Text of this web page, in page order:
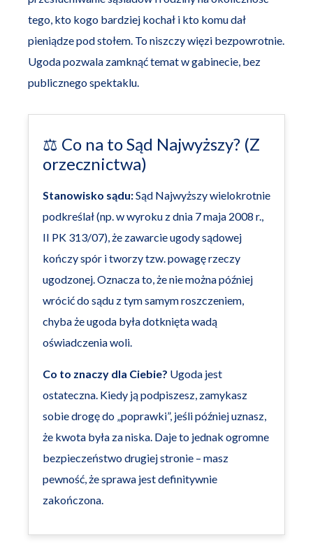
tego, kto kogo bardziej kochał i kto komu dał
pieniądze pod stołem. To niszczy więzi bezpowrotnie.
Ugoda pozwala zamknąć temat w gabinecie, bez
publicznego spektaklu.
⚖️ Co na to Sąd Najwyższy? (Z
orzecznictwa)
Stanowisko sądu:Sąd Najwyższy wielokrotnie
podkreślał (np. w wyroku z dnia 7 maja 2008 r.,
II PK 313/07), że zawarcie ugody sądowej
kończy spór i tworzy tzw. powagę rzeczy
ugodzonej. Oznacza to, że nie można później
wrócić do sądu z tym samym roszczeniem,
chyba że ugoda była dotknięta wadą
oświadczenia woli.
Co to znaczy dla Ciebie? Ugoda jest
ostateczna. Kiedy ją podpiszesz, zamykasz
sobie drogę do „poprawki”, jeśli później uznasz,
że kwota była za niska. Daje to jednak ogromne
bezpieczeństwo drugiej stronie – masz
pewność, że sprawa jest definitywnie
zakończona.